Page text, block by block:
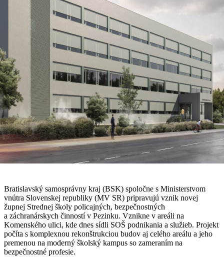
Bratislavský samosprávny kraj (BSK) spoločne s Ministerstvom
vnútra Slovenskej republiky (MV SR) pripravujú vznik novej
župnej Strednej školy policajných, bezpečnostných
a záchranárskych činností v Pezinku. Vznikne v areáli na
Komenského ulici, kde dnes sídli SOŠ podnikania a služieb. Projekt
počíta s komplexnou rekonštrukciou budov aj celého areálu a jeho
premenou na moderný školský kampus so zameraním na
bezpečnostné profesie.